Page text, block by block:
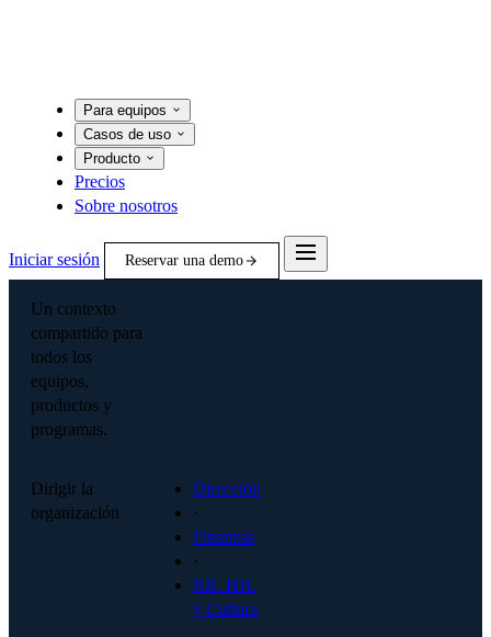
Para equipos
Casos de uso
Producto
Precios
Sobre nosotros
Iniciar sesión Reservar una demo
Un contexto
compartido para
todos los
equipos,
productos y
programas.
Dirigir la
organización
Dirección
·
Finanzas
·
RR. HH.
y Cultura